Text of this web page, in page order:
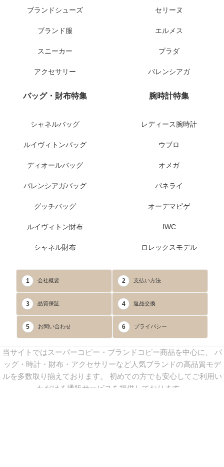
ブランドシューズ
ブランド服
スニーカー
アクセサリー
セリーヌ
エルメス
プラダ
バレンシアガ
バッグ・財布特集
シャネルバッグ
ルイヴィトンバッグ
ディオールバッグ
バレンシアガバッグ
グッチバッグ
ルイヴィトン財布
シャネル財布
腕時計特集
レディース腕時計
ウブロ
オメガ
パネライ
オーデマピゲ
IWC
ロレックスモデル
1 会社概要 2 支払い方法
3 品質保証 4 返品交換
5 お問い合わせ 6 プライバシー
当サイトではスーパーコピー・ブランドコピー商品を中心に、 バ
ッグ・時計・財布・アクセサリーなど人気ブランドの高品質モデ
ルを多数取り揃えております。 初めての方でも安心してご利用い
ただける通販サービスを提供しております。